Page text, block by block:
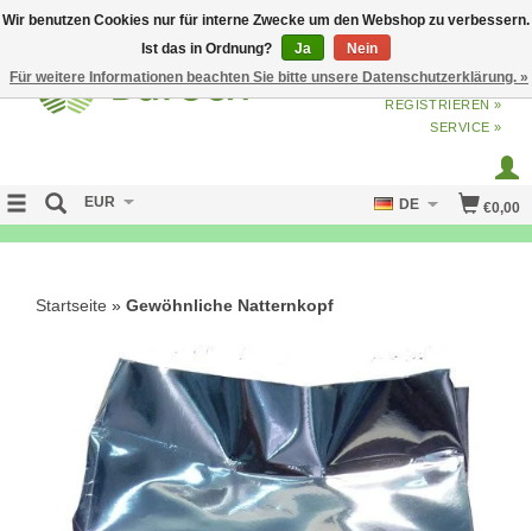
ANMELDENODERJETZT
REGISTRIEREN »
SERVICE »
€0,00
EUR DE
Startseite » Gewöhnliche Natternkopf
Wir benutzen Cookies nur für interne Zwecke um den Webshop zu verbessern.
Ist das in Ordnung?
Ja
Nein
Für weitere Informationen beachten Sie bitte unsere Datenschutzerklärung. »